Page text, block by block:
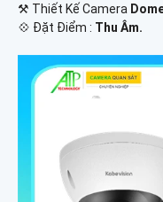
⚒ Thiết Kế Camera
️💠 Đặt Điểm : Thu Âm.